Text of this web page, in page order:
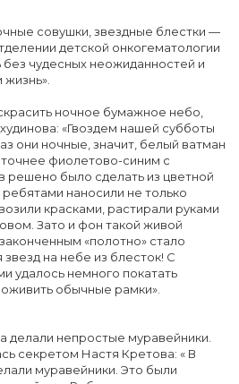
совушки, звездные блестки —
детской онкогематологии
чудесных неожиданностей и
ночное бумажное небо,
«Гвоздем нашей субботы
они ночные, значит, белый ватман
фиолетово-синим с
решено было сделать из цветной
наносили не только
красками, растирали руками
Зато и фон такой живой
«полотно» стало
на небе из блесток! С
удалось немного покатать
обычные рамки».
делали непростые муравейники.
секретом Настя Кретова: « В
муравейники. Это были